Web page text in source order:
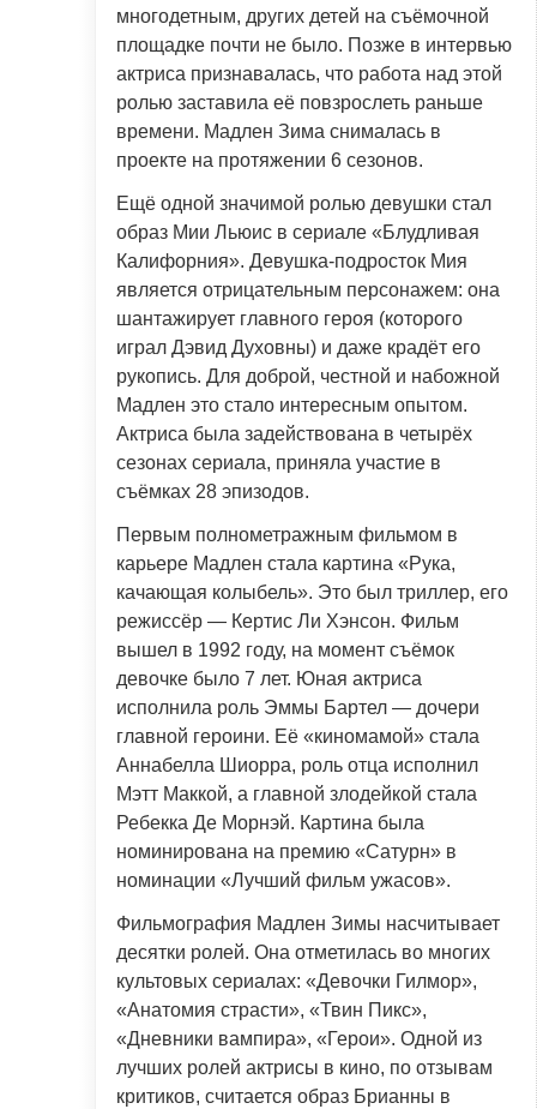
многодетным, других детей на съёмочной
площадке почти не было. Позже в интервью
актриса признавалась, что работа над этой
ролью заставила её повзрослеть раньше
времени. Мадлен Зима снималась в
проекте на протяжении 6 сезонов.
Ещё одной значимой ролью девушки стал
образ Мии Льюис в сериале «Блудливая
Калифорния». Девушка-подросток Мия
является отрицательным персонажем: она
шантажирует главного героя (которого
играл Дэвид Духовны) и даже крадёт его
рукопись. Для доброй, честной и набожной
Мадлен это стало интересным опытом.
Актриса была задействована в четырёх
сезонах сериала, приняла участие в
съёмках 28 эпизодов.
Первым полнометражным фильмом в
карьере Мадлен стала картина «Рука,
качающая колыбель». Это был триллер, его
режиссёр — Кертис Ли Хэнсон. Фильм
вышел в 1992 году, на момент съёмок
девочке было 7 лет. Юная актриса
исполнила роль Эммы Бартел — дочери
главной героини. Её «киномамой» стала
Аннабелла Шиорра, роль отца исполнил
Мэтт Маккой, а главной злодейкой стала
Ребекка Де Морнэй. Картина была
номинирована на премию «Сатурн» в
номинации «Лучший фильм ужасов».
Фильмография Мадлен Зимы насчитывает
десятки ролей. Она отметилась во многих
культовых сериалах: «Девочки Гилмор»,
«Анатомия страсти», «Твин Пикс»,
«Дневники вампира», «Герои». Одной из
лучших ролей актрисы в кино, по отзывам
критиков, считается образ Брианны в